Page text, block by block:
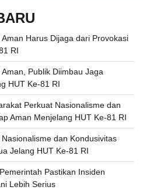
Harus Dijaga dari Provokasi
RI
Publik Diimbau Jaga
HUT Ke-81 RI
Perkuat Nasionalisme dan
Aman Menjelang HUT Ke-81 RI
dan Kondusivitas
Jelang HUT Ke-81 RI
Pastikan Insiden
Lebih Serius